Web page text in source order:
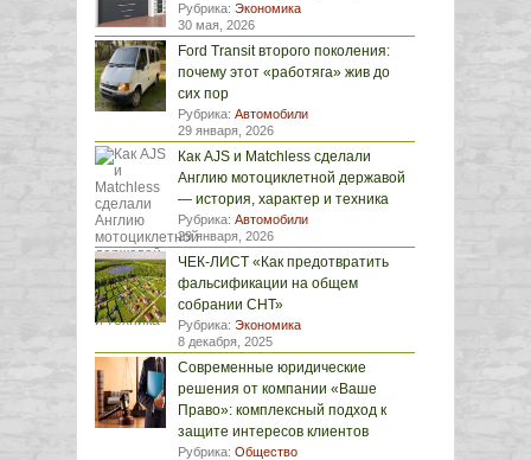
Рубрика: Экономика
30 мая, 2026
Ford Transit второго поколения:
почему этот «работяга» жив до
сих пор
Рубрика: Автомобили
29 января, 2026
Как AJS и Matchless сделали
Англию мотоциклетной державой
— история, характер и техника
Рубрика: Автомобили
29 января, 2026
ЧЕК-ЛИСТ «Как предотвратить
фальсификации на общем
собрании СНТ»
Рубрика: Экономика
8 декабря, 2025
Современные юридические
решения от компании «Ваше
Право»: комплексный подход к
защите интересов клиентов
Рубрика: Общество